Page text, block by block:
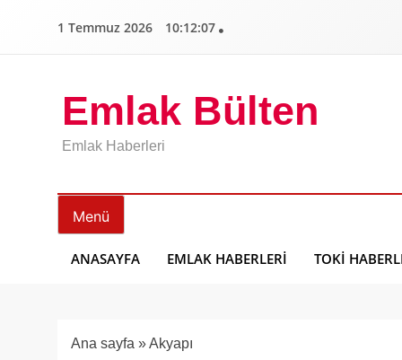
1 Temmuz 2026 10:12:08
Emlak Bülten
Emlak Haberleri
Menü
ANASAYFA EMLAK HABERLERI TOKI
Ana sayfa »Akyapı